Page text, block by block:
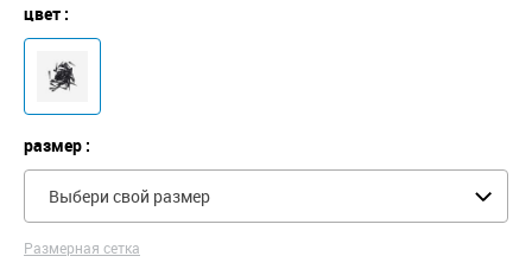
цвет :
размер :
Выбери свой размер
Размерная сетка